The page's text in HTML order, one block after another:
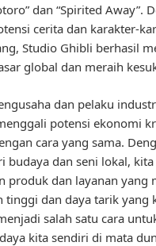
dan “Spirited Away”.
cerita dan karakter-
Studio Ghibli berhasil
global dan meraih
dan pelaku
potensi ekonomi
cara yang sama.
budaya dan seni lokal,
produk dan layanan yang
tinggi dan daya tarik yang
salah satu cara
kita sendiri di mata